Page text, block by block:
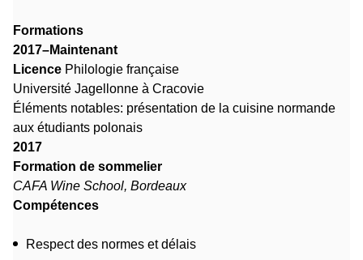
Formations
2017–Maintenant
Licence Philologie française
Université Jagellonne à Cracovie
Éléments notables: présentation de la cuisine normande
aux étudiants polonais
2017
Formation de sommelier
CAFA Wine School, Bordeaux
Compétences
Respect des normes et délais